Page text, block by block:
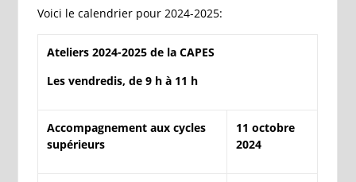
Voici le calendrier pour 2024-2025:
Ateliers 2024-2025 de la CAPES
Les vendredis, de 9 h à 11 h
Accompagnement aux cycles
supérieurs
11 octobre
2024